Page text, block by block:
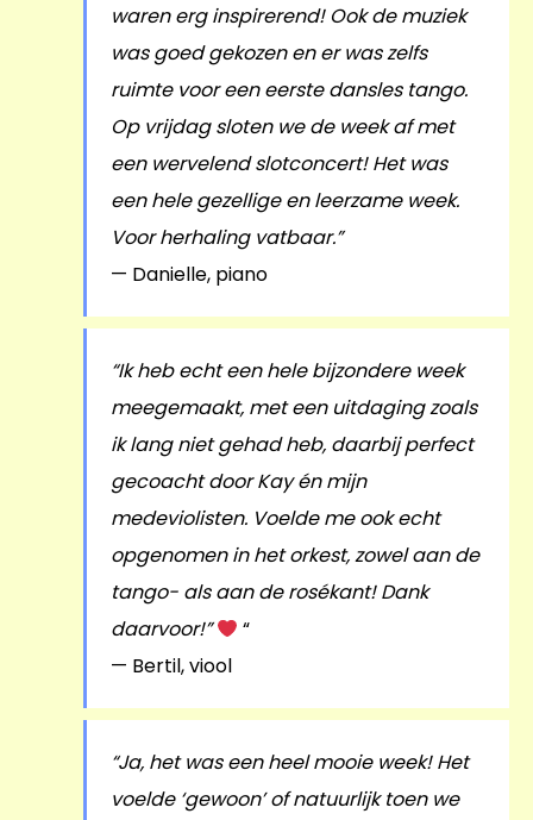
waren erg inspirerend! Ook de muziek
was goed gekozen en er was zelfs
ruimte voor een eerste dansles tango.
Op vrijdag sloten we de week af met
een wervelend slotconcert! Het was
een hele gezellige en leerzame week.
Voor herhaling vatbaar.”
— Danielle, piano
“Ik heb echt een hele bijzondere week
meegemaakt, met een uitdaging zoals
ik lang niet gehad heb, daarbij perfect
gecoacht door Kay én mijn
medeviolisten. Voelde me ook echt
opgenomen in het orkest, zowel aan de
tango- als aan de rosékant! Dank
daarvoor!”
“
— Bertil, viool
“Ja, het was een heel mooie week! Het
voelde ‘gewoon’ of natuurlijk toen we